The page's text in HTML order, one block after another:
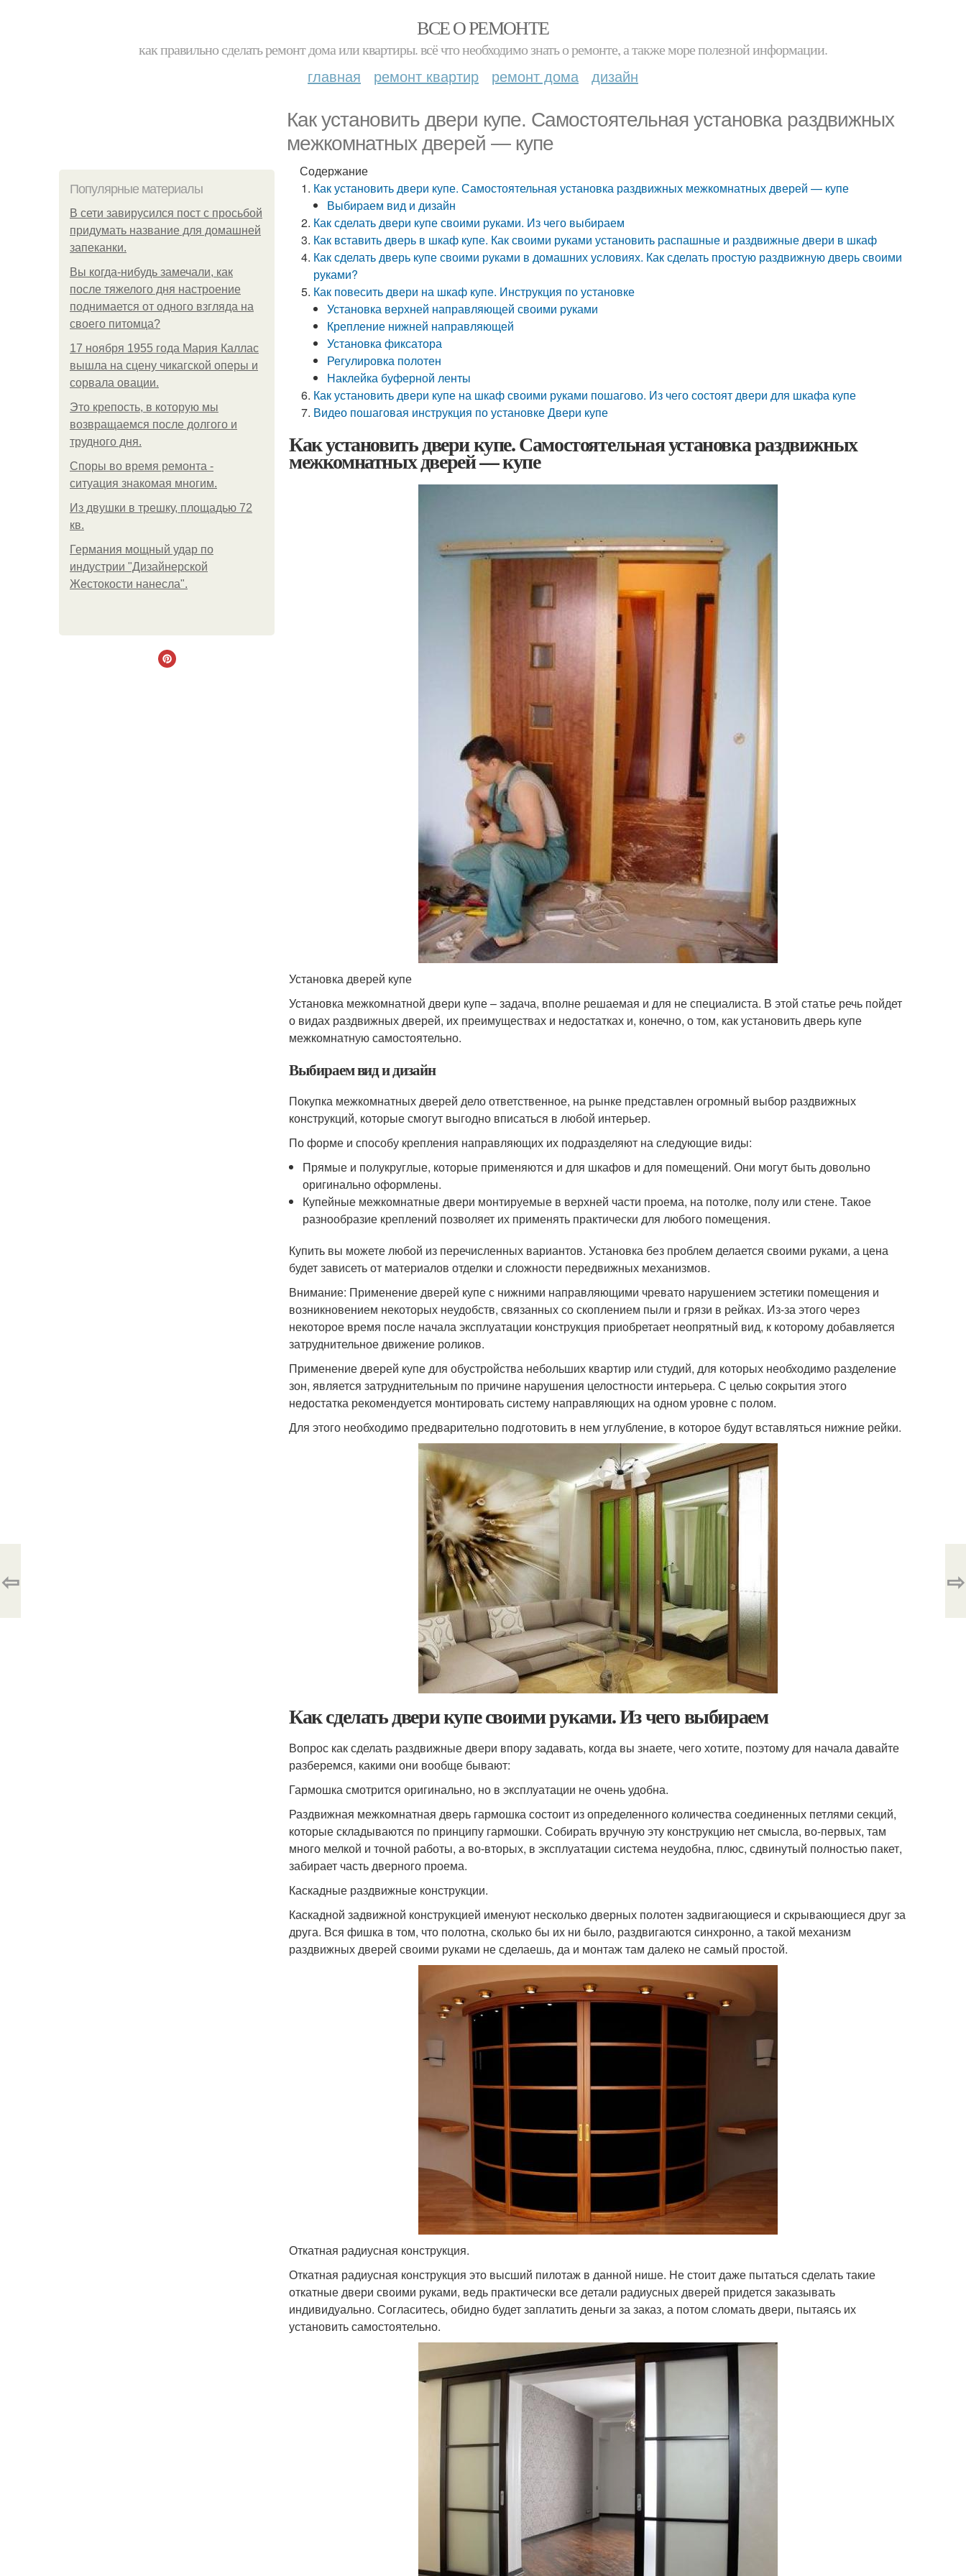
ВСЕ О РЕМОНТЕ
как правильно сделать ремонт дома или квартиры. всё что необходимо знать о ремонте, а также море полезной информации.
главная ремонт квартир ремонт дома дизайн
Как установить двери купе. Самостоятельная установка раздвижных
межкомнатных дверей — купе
Популярные материалы
В сети завирусился пост с просьбой
придумать название для домашней
запеканки.
Вы когда-нибудь замечали, как
после тяжелого дня настроение
поднимается от одного взгляда на
своего питомца?
17 ноября 1955 года Мария Каллас
вышла на сцену чикагской оперы и
сорвала овации.
Это крепость, в которую мы
возвращаемся после долгого и
трудного дня.
Споры во время ремонта -
ситуация знакомая многим.
Из двушки в трешку, площадью 72
кв.
Германия мощный удар по
индустрии "Дизайнерской
Жестокости нанесла".
Содержание
Как установить двери купе. Самостоятельная установка раздвижных межкомнатных дверей — купе
Выбираем вид и дизайн
Как сделать двери купе своими руками. Из чего выбираем
Как вставить дверь в шкаф купе. Как своими руками установить распашные и раздвижные двери в шкаф
Как сделать дверь купе своими руками в домашних условиях. Как сделать простую раздвижную дверь своими
руками?
Как повесить двери на шкаф купе. Инструкция по установке
Установка верхней направляющей своими руками
Крепление нижней направляющей
Установка фиксатора
Регулировка полотен
Наклейка буферной ленты
Как установить двери купе на шкаф своими руками пошагово. Из чего состоят двери для шкафа купе
Видео пошаговая инструкция по установке Двери купе
Как установить двери купе. Самостоятельная установка раздвижных
межкомнатных дверей — купе
Установка дверей купе
Установка межкомнатной двери купе – задача, вполне решаемая и для не специалиста. В этой статье речь пойдет
о видах раздвижных дверей, их преимуществах и недостатках и, конечно, о том, как установить дверь купе
межкомнатную самостоятельно.
Выбираем вид и дизайн
Покупка межкомнатных дверей дело ответственное, на рынке представлен огромный выбор раздвижных
конструкций, которые смогут выгодно вписаться в любой интерьер.
По форме и способу крепления направляющих их подразделяют на следующие виды:
Прямые и полукруглые, которые применяются и для шкафов и для помещений. Они могут быть довольно
оригинально оформлены.
Купейные межкомнатные двери монтируемые в верхней части проема, на потолке, полу или стене. Такое
разнообразие креплений позволяет их применять практически для любого помещения.
Купить вы можете любой из перечисленных вариантов. Установка без проблем делается своими руками, а цена
будет зависеть от материалов отделки и сложности передвижных механизмов.
Внимание: Применение дверей купе с нижними направляющими чревато нарушением эстетики помещения и
возникновением некоторых неудобств, связанных со скоплением пыли и грязи в рейках. Из-за этого через
некоторое время после начала эксплуатации конструкция приобретает неопрятный вид, к которому добавляется
затруднительное движение роликов.
Применение дверей купе для обустройства небольших квартир или студий, для которых необходимо разделение
зон, является затруднительным по причине нарушения целостности интерьера. С целью сокрытия этого
недостатка рекомендуется монтировать систему направляющих на одном уровне с полом.
Для этого необходимо предварительно подготовить в нем углубление, в которое будут вставляться нижние рейки.
Как сделать двери купе своими руками. Из чего выбираем
Вопрос как сделать раздвижные двери впору задавать, когда вы знаете, чего хотите, поэтому для начала давайте
разберемся, какими они вообще бывают:
Гармошка смотрится оригинально, но в эксплуатации не очень удобна.
Раздвижная межкомнатная дверь гармошка состоит из определенного количества соединенных петлями секций,
которые складываются по принципу гармошки. Собирать вручную эту конструкцию нет смысла, во-первых, там
много мелкой и точной работы, а во-вторых, в эксплуатации система неудобна, плюс, сдвинутый полностью пакет,
забирает часть дверного проема.
Каскадные раздвижные конструкции.
Каскадной задвижной конструкцией именуют несколько дверных полотен задвигающиеся и скрывающиеся друг за
друга. Вся фишка в том, что полотна, сколько бы их ни было, раздвигаются синхронно, а такой механизм
раздвижных дверей своими руками не сделаешь, да и монтаж там далеко не самый простой.
Откатная радиусная конструкция.
Откатная радиусная конструкция это высший пилотаж в данной нише. Не стоит даже пытаться сделать такие
откатные двери своими руками, ведь практически все детали радиусных дверей придется заказывать
индивидуально. Согласитесь, обидно будет заплатить деньги за заказ, а потом сломать двери, пытаясь их
установить самостоятельно.
⇦ ⇨